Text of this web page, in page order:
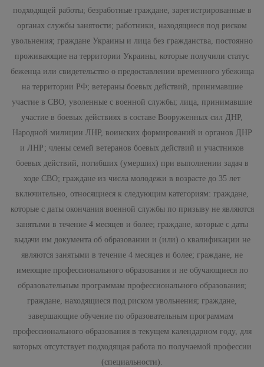
подходящей работы; безработные граждане, зарегистрированные в
органах службы занятости; работники, находящиеся под риском
увольнения; граждане Украины и лица без гражданства, постоянно
проживающие на территории Украины, которые получили статус
беженца или свидетельство о предоставлении временного убежища
на территории РФ; ветераны боевых действий, принимавшие
участие в СВО, уволенные с военной службы; лица, принимавшие
участие в боевых действиях в составе Вооруженных сил ДНР,
Народной милиции ЛНР, воинских формирований и органов ДНР
и ЛНР; члены семей ветеранов боевых действий и участников
боевых действий, погибших (умерших) при выполнении задач в
ходе СВО; граждане из числа молодежи в возрасте до 35 лет
включительно, относящиеся к следующим категориям: граждане,
которые с даты окончания военной службы по призыву не являются
занятыми в течение 4 месяцев и более; граждане, которые с даты
выдачи им документа об образовании и (или) о квалификации не
являются занятыми в течение 4 месяцев и более; граждане, не
имеющие профессионального образования и не обучающиеся по
образовательным программам профессионального образования;
граждане, находящиеся под риском увольнения; граждане,
завершающие обучение по образовательным программам
профессионального образования в текущем календарном году, для
которых отсутствует подходящая работа по получаемой профессии
(специальности).